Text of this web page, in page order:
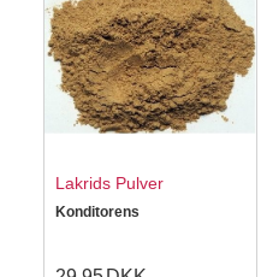
Lakrids Pulver
Konditorens